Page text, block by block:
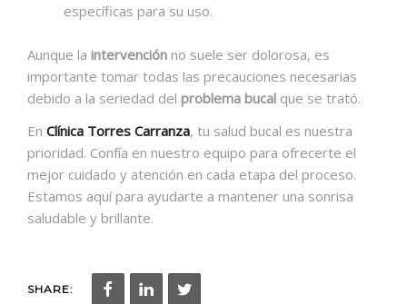
específicas para su uso.
Aunque la intervención no suele ser dolorosa, es
importante tomar todas las precauciones necesarias
debido a la seriedad del problema bucal que se trató.
En Clínica Torres Carranza, tu salud bucal es nuestra
prioridad. Confía en nuestro equipo para ofrecerte el
mejor cuidado y atención en cada etapa del proceso.
Estamos aquí para ayudarte a mantener una sonrisa
saludable y brillante.
SHARE: